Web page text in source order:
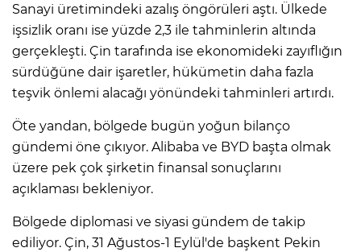
Sanayi üretimindeki azalış öngörüleri aştı. Ülkede
işsizlik oranı ise yüzde 2,3 ile tahminlerin altında
gerçekleşti. Çin tarafında ise ekonomideki zayıflığın
sürdüğüne dair işaretler, hükümetin daha fazla
teşvik önlemi alacağı yönündeki tahminleri artırdı.
Öte yandan, bölgede bugün yoğun bilanço
gündemi öne çıkıyor. Alibaba ve BYD başta olmak
üzere pek çok şirketin finansal sonuçlarını
açıklaması bekleniyor.
Bölgede diplomasi ve siyasi gündem de takip
ediliyor. Çin, 31 Ağustos-1 Eylül'de başkent Pekin